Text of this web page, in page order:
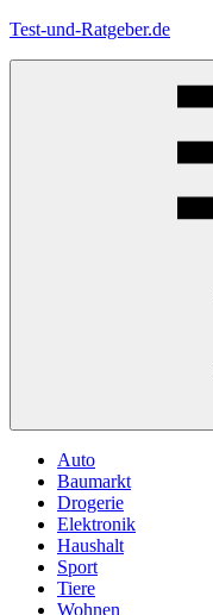
Zum
Test-und-Ratgeber.de
Auto
Baumarkt
Drogerie
Elektronik
Haushalt
Sport
Tiere
Wohnen